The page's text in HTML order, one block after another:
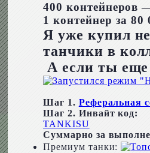
400 контейнеров
1 контейнер за
Я уже купил
танчики в
А если ты еще
Шаг 1. Реферальная
Шаг 2. Инвайт код:
TANKISU
Суммарно за
Премиум танки: